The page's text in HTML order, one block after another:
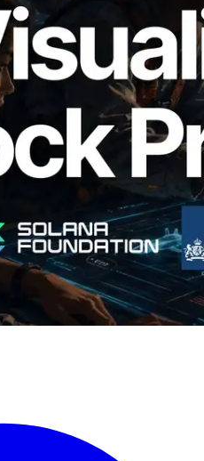
Solana Block
प्रति-slot ब्लॉक
वैलिडेटर का